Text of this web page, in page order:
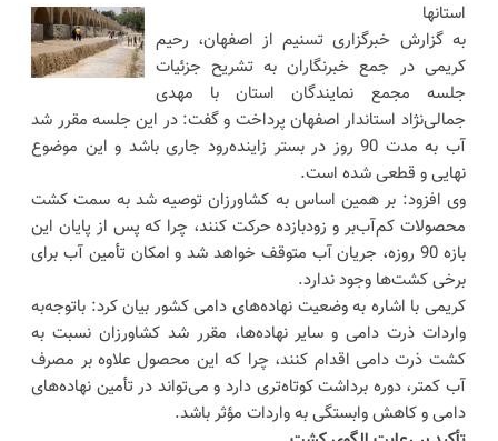
استانها
به گزارش خبرگزاری تسنیم از اصفهان، رحیم
کریمی در جمع خبرنگاران به تشریح جزئیات
جلسه مجمع نمایندگان استان با مهدی
جمالی‌نژاد استاندار اصفهان پرداخت و گفت: در این جلسه مقرر شد
آب به مدت 90 روز در بستر زاینده‌رود جاری باشد و این موضوع
نهایی و قطعی شده است.
وی افزود: بر همین اساس به کشاورزان توصیه شد به سمت کشت
محصولات کم‌آب‌بر و زودبازده حرکت کنند، چرا که پس از پایان این
بازه 90 روزه، جریان آب متوقف خواهد شد و امکان تأمین آب برای
برخی کشت‌ها وجود ندارد.
کریمی با اشاره به وضعیت نهاده‌های دامی کشور بیان کرد: باتوجه‌به
واردات ذرت دامی و سایر نهاده‌ها، مقرر شد کشاورزان نسبت به
کشت ذرت دامی اقدام کنند، چرا که این محصول علاوه بر مصرف
آب کمتر، دوره برداشت کوتاه‌تری دارد و می‌تواند در تأمین نهاده‌های
دامی و کاهش وابستگی به واردات مؤثر باشد.